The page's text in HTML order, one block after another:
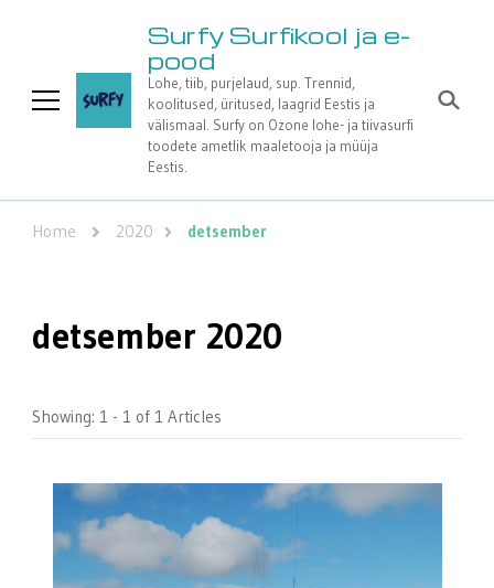
Surfy Surfikool ja e-
pood
Lohe, tiib, purjelaud, sup. Trennid,
koolitused, üritused, laagrid Eestis ja
välismaal. Surfy on Ozone lohe- ja tiivasurfi
toodete ametlik maaletooja ja müüja
Eestis.
Home 2020 detsember
detsember 2020
Showing: 1 - 1 of 1 Articles